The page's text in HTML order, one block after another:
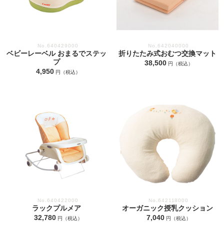
No.640429000
ベビーレーベル おまるでステッ
プ
4,950 円（税込）
No.642040000
折りたたみ式おむつ交換マット
38,500 円（税込）
No.640422000
ラックプルメア
32,780 円（税込）
No.642118000
オーガニック授乳クッション
7,040 円（税込）